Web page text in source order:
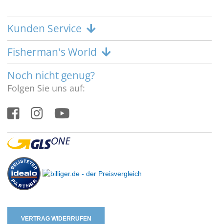
Kunden Service
Fisherman's World
Noch nicht genug?
Folgen Sie uns auf:
VERTRAG WIDERRUFEN